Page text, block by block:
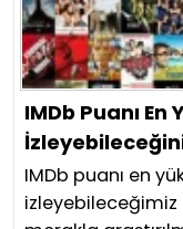
IMDb Puanı En
IMDb puanı en